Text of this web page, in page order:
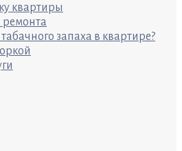
квартиры
ремонта
запаха в квартире?